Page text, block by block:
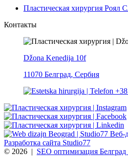
Пластическая хирургия Роял
Контакты
Džona Kenedija 10f
11070 Белград, Сербия
Веб-
Разработка сайта Studio77
© 2026 | SEO оптимизация